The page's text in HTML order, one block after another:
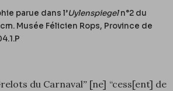
parue dans l’Uylenspiegeln°2 du
cm. Musée Félicien Rops, Province de
du Carnavalˮ [ne] “cess[ent] de